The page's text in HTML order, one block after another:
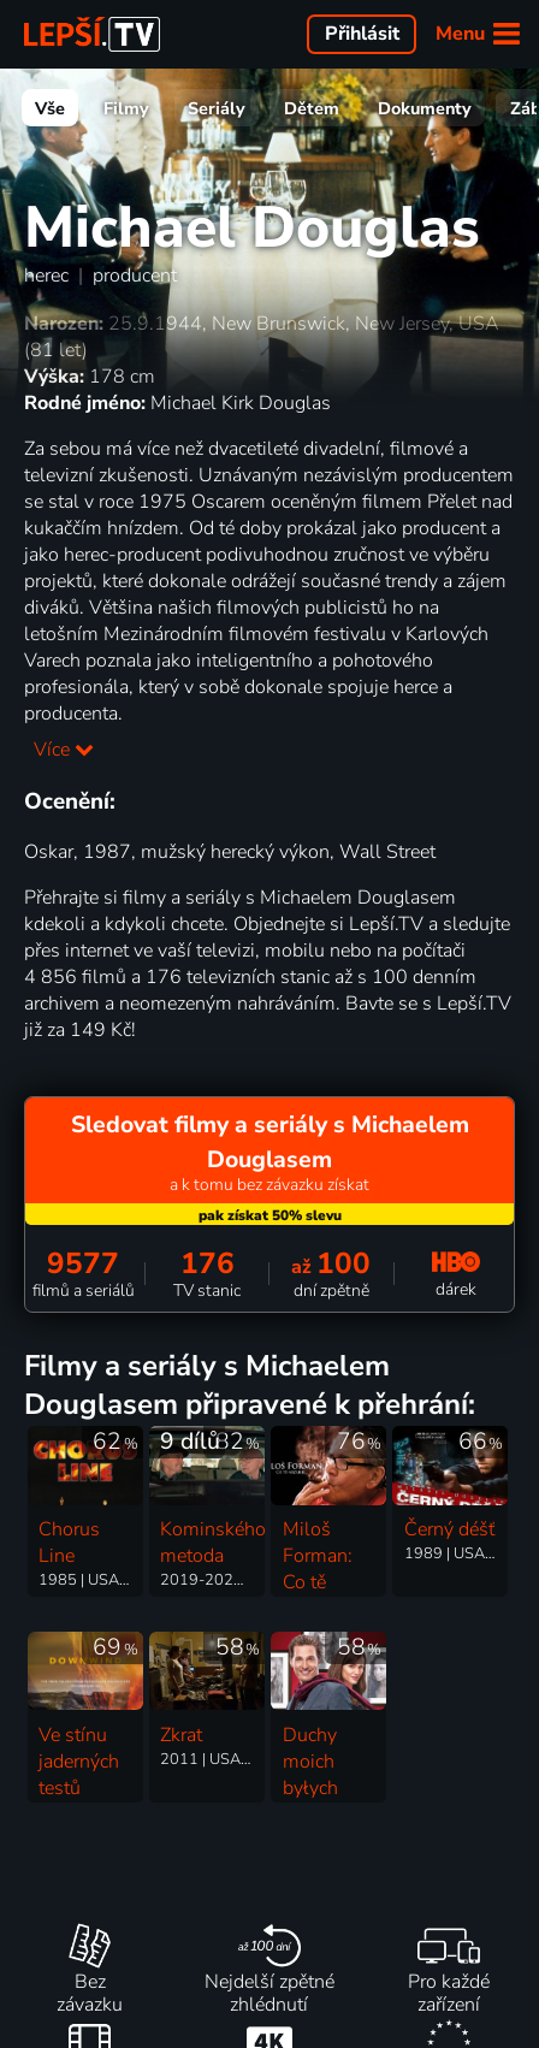
Menu
Přihlásit
Vše Filmy Seriály Dětem Dokumenty
Michael Douglas
herec | producent
Narozen: 25.9.1944, New Brunswick, New Jersey, USA
(81 let)
Výška: 178 cm
Rodné jméno: Michael Kirk Douglas
Za sebou má více než dvacetileté divadelní, filmové a
televizní zkušenosti. Uznávaným nezávislým producentem
se stal v roce 1975 Oscarem oceněným filmem Přelet nad
kukaččím hnízdem. Od té doby prokázal jako producent a
jako herec-producent podivuhodnou zručnost ve výběru
projektů, které dokonale odrážejí současné trendy a zájem
diváků. Většina našich filmových publicistů ho na
letošním Mezinárodním filmovém festivalu v Karlových
Varech poznala jako inteligentního a pohotového
profesionála, který v sobě dokonale spojuje herce a
producenta.
Více
Ocenění:
Oskar, 1987, mužský herecký výkon, Wall Street
Přehrajte si filmy a seriály s Michaelem Douglasem
kdekoli a kdykoli chcete. Objednejte si Lepší.TV a sledujte
přes internet ve vaší televizi, mobilu nebo na počítači
4 856 filmů a 176 televizních stanic až s 100 denním
archivem a neomezeným nahráváním. Bavte se s Lepší.TV
již za 149 Kč!
Sledovat filmy a seriály s Michaelem
Douglasem
a k tomu bez závazku získat
9577
filmů a seriálů
176
TV stanic
až 100
dní zpětně dárek
filmy a seriály s Michaelem
Douglasem připravené k přehrání:
62%
Chorus
Line
1985 | USA | Muzikály, Drama, Komedie
82%
9 dílů
Kominského
metoda
2019-2021 | USA | Drama, Komedie
76%
Miloš
Forman:
Co tě
2009 | Česká republika | Životopisný
66%
Černý déšť
1989 | USA | Thriller, Akční, Drama, Krimi
69%
Ve stínu
jaderných
testů
58%
Zkrat
2011 | USA, Irsko | Thriller, Akční, Drama
58%
Duchy
moich
byłych
Bez
závazku
Nejdelší zpětné
zhlédnutí
Pro každé
zařízení